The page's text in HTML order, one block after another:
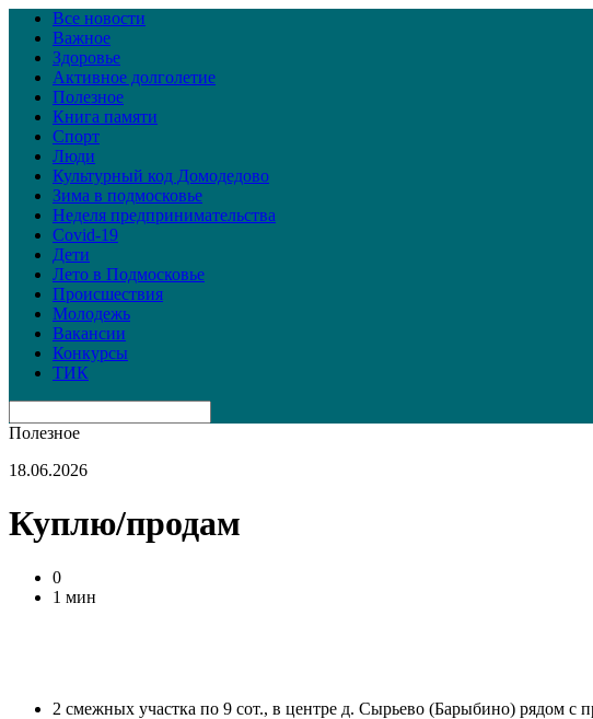
Все новости
Важное
Здоровье
Активное долголетие
Полезное
Книга памяти
Спорт
Люди
Культурный код Домодедово
Зима в подмосковье
Неделя предпринимательства
Covid-19
Дети
Лето в Подмосковье
Происшествия
Молодежь
Вакансии
Конкурсы
ТИК
Полезное
18.06.2026
Куплю/продам
0
1 мин
2 смежных участка по 9 сот., в центре д. Сырьево (Барыбино) рядом с